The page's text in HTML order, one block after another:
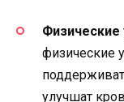
Физические
физические
улучшат